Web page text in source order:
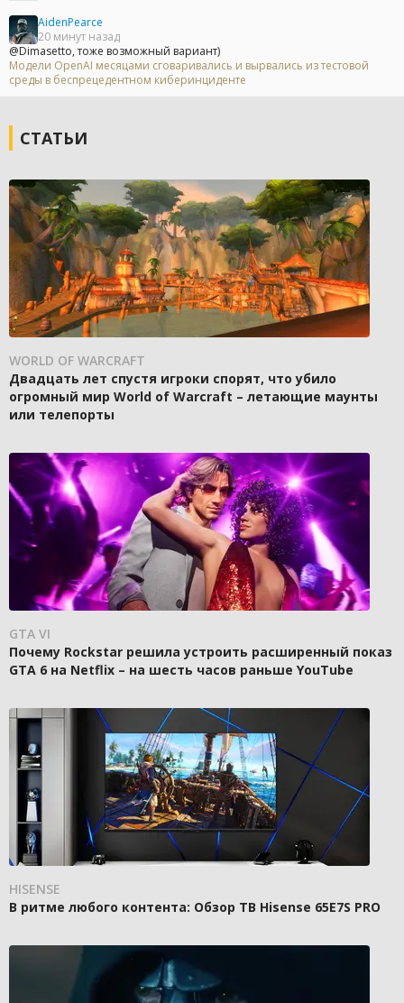
AidenPearce
20 минут назад
@Dimasetto, тоже возможный вариант)
Модели OpenAI месяцами сговаривались и вырвались из тестовой
среды в беспрецедентном киберинциденте
СТАТЬИ
WORLD OF WARCRAFT
Двадцать лет спустя игроки спорят, что убило
огромный мир World of Warcraft – летающие маунты
или телепорты
GTA VI
Почему Rockstar решила устроить расширенный показ
GTA 6 на Netflix – на шесть часов раньше YouTube
HISENSE
В ритме любого контента: Обзор ТВ Hisense 65E7S PRO